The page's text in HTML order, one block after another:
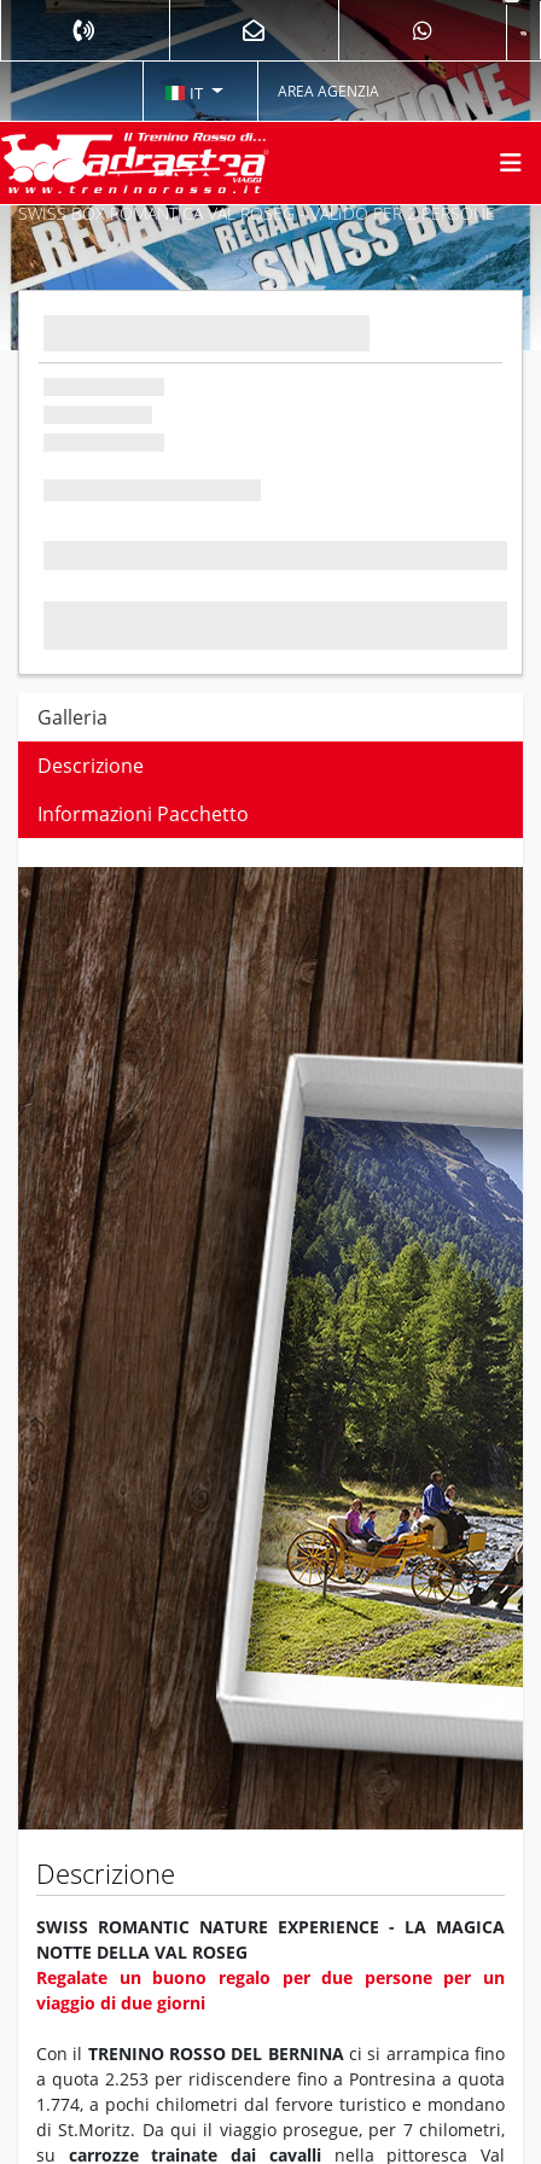
IT AREA AGENZIA
SWISS BOX ROMANTICA VAL ROSEG - VALIDO PER 2 PERSONE
Galleria
Descrizione
Informazioni Pacchetto
Descrizione
SWISS ROMANTIC NATURE EXPERIENCE - LA MAGICA
NOTTE DELLA VAL ROSEG
Regalate un buono regalo per due persone per un
viaggio di due giorni
Con il TRENINO ROSSO DEL BERNINAci si arrampica fino
a quota 2.253 per ridiscendere fino a Pontresina a quota
1.774, a pochi chilometri dal fervore turistico e mondano
di St.Moritz. Da qui il viaggio prosegue, per 7 chilometri,
su carrozze trainate dai cavalli nella pittoresca Val